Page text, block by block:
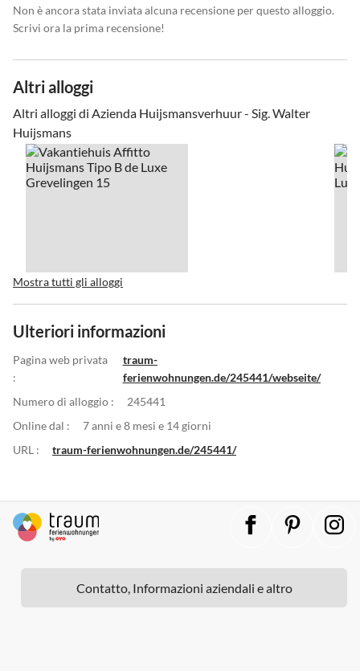
Non è ancora stata inviata alcuna recensione per questo alloggio.
Scrivi ora la prima recensione!
Altri alloggi
Altri alloggi di Azienda Huijsmansverhuur - Sig. Walter
Huijsmans
Mostra tutti gli alloggi
Ulteriori informazioni
Pagina web privata
:
traum-
ferienwohnungen.de/245441/webseite/
Numero di alloggio :
245441
Online dal :
7 anni e 8 mesi e 14 giorni
URL :
traum-ferienwohnungen.de/245441/
Contatto, Informazioni aziendali e altro